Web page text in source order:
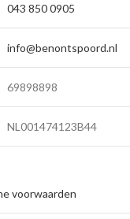
043 850 0905
info@benontspoord.nl
69898898
NL001474123B44
voorwaarden